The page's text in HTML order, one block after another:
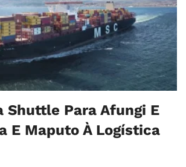
Shuttle Para Afungi E
E Maputo À Logística